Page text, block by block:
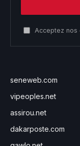
Acceptez nos
seneweb.com
vipeoples.net
assirou.net
dakarposte.com